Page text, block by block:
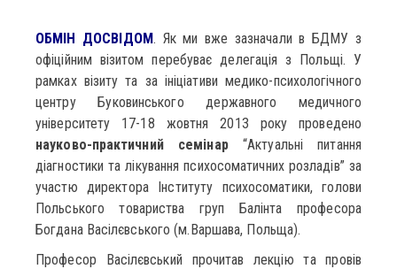
ОБМІН ДОСВІДОМ. Як ми вже зазначали в БДМУ з
офіційним візитом перебуває делегація з Польщі. У
рамках візиту та за ініціативи медико-психологічного
центру Буковинського державного медичного
університету 17-18 жовтня 2013 року проведено
науково-практичний семінар“Актуальні питання
діагностики та лікування психосоматичних розладів” за
участю директора Інституту психосоматики, голови
Польського товариства груп Балінта професора
Богдана Васілєвського (м.Варшава, Польща).
Професор Васілєвський прочитав лекцію та провів